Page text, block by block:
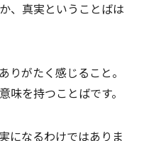
、真実ということばは
りがたく感じること。
味を持つことばです。
になるわけではありま